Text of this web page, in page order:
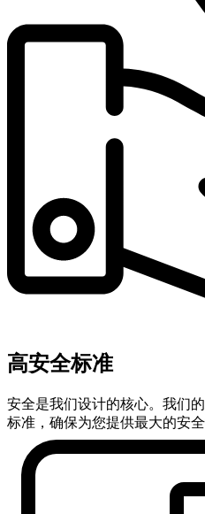
高安全标准
安全是我们设计的核心。我们
标准，确保为您提供最大的安全